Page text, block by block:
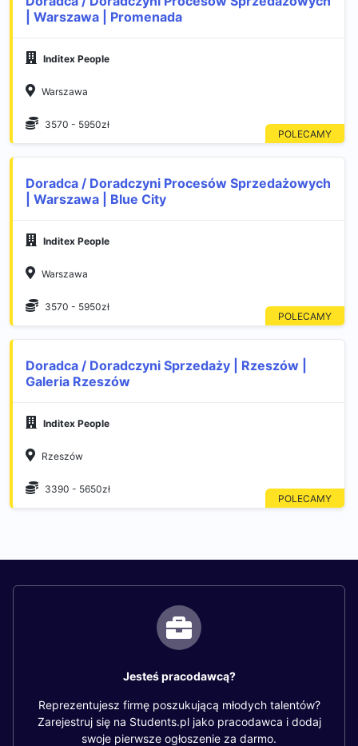
| Warszawa | Promenada
Inditex People
Warszawa
3570 - 5950zł
Doradca / Doradczyni Procesów Sprzedażowych
| Warszawa | Blue City
Inditex People
Warszawa
3570 - 5950zł
Doradca / Doradczyni Sprzedaży | Rzeszów |
Galeria Rzeszów
Inditex People
Rzeszów
3390 - 5650zł
Jesteś pracodawcą?
Reprezentujesz firmę poszukującą młodych talentów?
Zarejestruj się na Students.pl jako pracodawca i dodaj
swoje pierwsze ogłoszenie za darmo.